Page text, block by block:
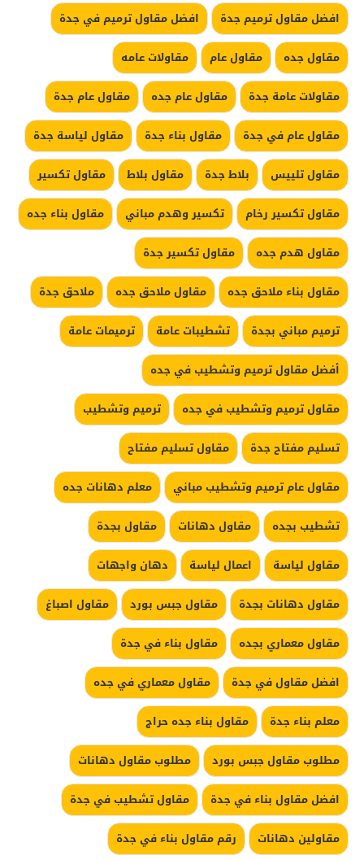
افضل مقاول ترميم جدة
افضل مقاول ترميم في جدة
مقاول جده
مقاول عام
مقاولات عامه
مقاولات عامة جدة
مقاول عام جده
مقاول عام جدة
مقاول عام في جدة
مقاول بناء جدة
مقاول لياسة جدة
مقاول تلييس
بلاط جدة مقاول بلاط
مقاول تكسير
مقاول تكسير رخام
تكسير وهدم مباني
مقاول بناء جده
مقاول هدم جده
مقاول تكسير جدة
مقاول بناء ملاحق جده
مقاول ملاحق جده
ملاحق جدة
ترميم مباني بجدة
تشطيبات عامة
ترميمات عامة
أفضل مقاول ترميم وتشطيب في جده
مقاول ترميم وتشطيب في جده
ترميم وتشطيب
تسليم مفتاح جدة
مقاول تسليم مفتاح
مقاول عام ترميم وتشطيب مباني
معلم دهانات جده
تشطيب بجده
مقاول دهانات
مقاول بجدة
مقاول لياسة
اعمال لياسة
دهان واجهات
مقاول دهانات بجدة
مقاول جبس بورد
مقاول اصباغ
مقاول معماري بجده
مقاول بناء في جدة
افضل مقاول في جدة
مقاول معماري في جده
معلم بناء جدة
مقاول بناء جده حراج
مطلوب مقاول جبس بورد
مطلوب مقاول دهانات
افضل مقاول بناء في جدة
مقاول تشطيب في جدة
مقاولين دهانات
رقم مقاول بناء في جدة